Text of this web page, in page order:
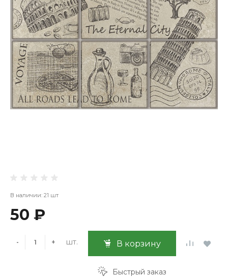
В наличии: 21 шт
50 ₽
- + шт. В корзину
Быстрый заказ